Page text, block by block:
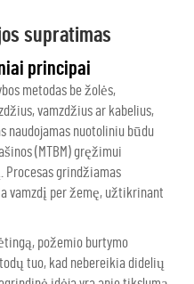
supratimas
principai
metodas be žolės,
vamzdžius ar kabelius,
naudojamas nuotoliniu būdu
(MTBM) gręžimui
Procesas grindžiamas
vamzdį per žemę, užtikrinant
požemio burtymo
tuo, kad nebereikia didelių